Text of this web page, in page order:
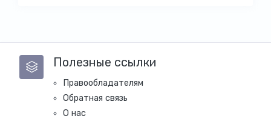
Полезные ссылки
Правообладателям
Обратная связь
О нас